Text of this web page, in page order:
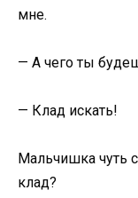
мне.
— А чего ты
— Клад искать!
Мальчишка чуть
клад?